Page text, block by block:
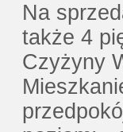
Na
także 4
Czyżyny